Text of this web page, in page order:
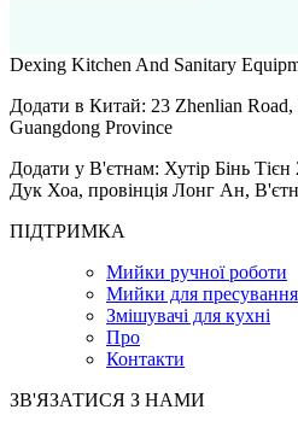
Dexing Kitchen And Sanitary
Додати в Китай: 23 Zhenlian
Guangdong Province
Додати у В'єтнам: Хутір Бінь
Дук Хоа, провінція Лонг Ан,
ПІДТРИМКА
Мийки ручної роботи
Мийки для пресування
Змішувачі для кухні
Про
Контакти
ЗВ'ЯЗАТИСЯ З НАМИ